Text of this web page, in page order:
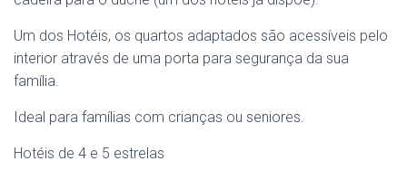
Um dos Hotéis, os quartos adaptados são acessíveis pelo
interior através de uma porta para segurança da sua
família.
Ideal para famílias com crianças ou seniores.
Hotéis de 4 e 5 estrelas